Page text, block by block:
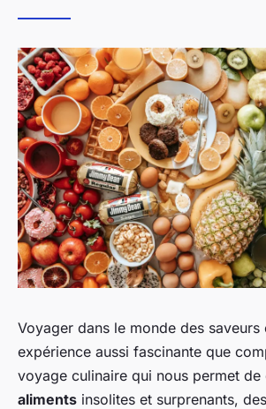
Voyager dans le monde des saveurs
expérience aussi fascinante que
voyage culinaire qui nous permet
aliments insolites et surprenants,